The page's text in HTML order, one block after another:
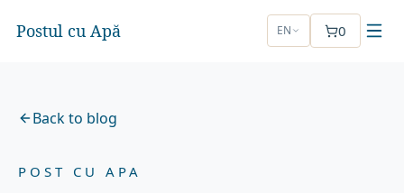
Postul cu Apă EN 0
Back to blog
POST CU APA